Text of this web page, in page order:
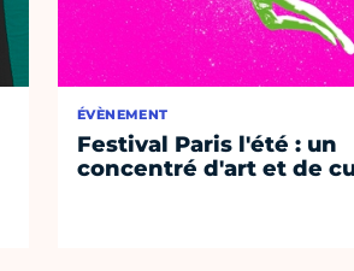
ÉVÈNEMENT
Festival Paris l'été : un
concentré d'art et de